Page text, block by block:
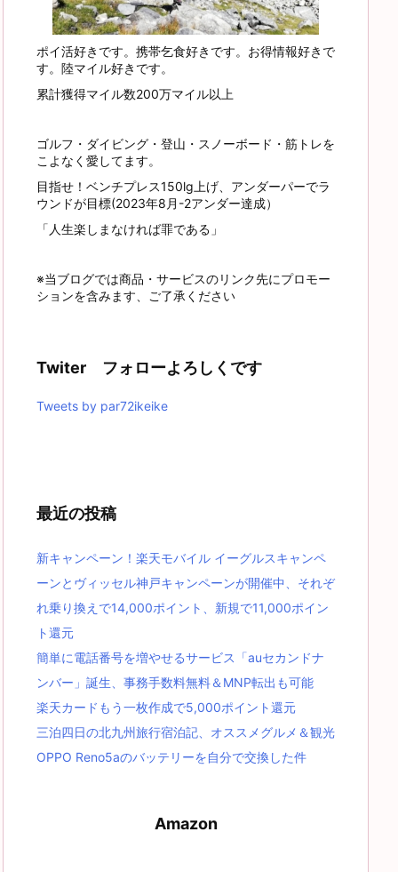
ポイ活好きです。携帯乞食好きです。お得情報好きで
す。陸マイル好きです。
累計獲得マイル数200万マイル以上
ゴルフ・ダイビング・登山・スノーボード・筋トレを
こよなく愛してます。
目指せ！ベンチプレス150lg上げ、アンダーパーでラ
ウンドが目標(2023年8月-2アンダー達成）
「人生楽しまなければ罪である」
※当ブログでは商品・サービスのリンク先にプロモー
ションを含みます、ご了承ください
Twiter フォローよろしくです
Tweets by par72ikeike
最近の投稿
新キャンペーン！楽天モバイル イーグルスキャンペ
ーンとヴィッセル神戸キャンペーンが開催中、それぞ
れ乗り換えで14,000ポイント、新規で11,000ポイン
ト還元
簡単に電話番号を増やせるサービス「auセカンドナ
ンバー」誕生、事務手数料無料＆MNP転出も可能
楽天カードもう一枚作成で5,000ポイント還元
三泊四日の北九州旅行宿泊記、オススメグルメ＆観光
OPPO Reno5aのバッテリーを自分で交換した件
Amazon